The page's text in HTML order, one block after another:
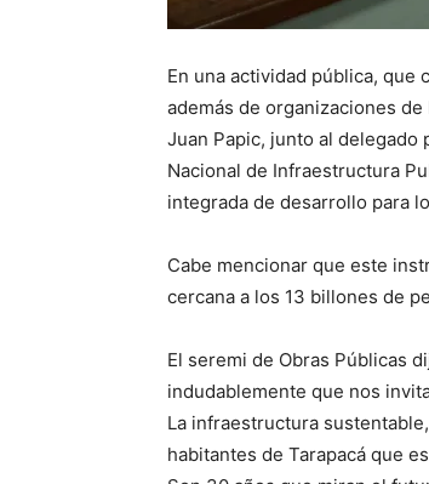
En una actividad pública, que
además de organizaciones
Juan Papic, junto al delegado
Nacional de Infraestructura
integrada de desarrollo para
Cabe mencionar que este
cercana a los 13 billones de
El seremi de Obras Públicas
indudablemente que nos
La infraestructura
habitantes de Tarapacá que